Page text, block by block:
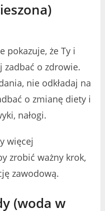
pokazuje, że Ty i
o zdrowie.
nie odkładaj na
o zmianę diety i
nałogi.
więcej
zrobić ważny krok,
zawodową.
(woda w